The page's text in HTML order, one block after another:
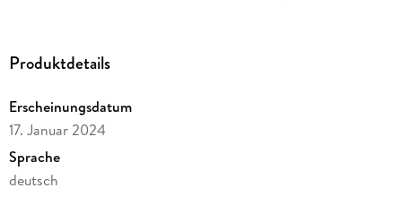
Produktdetails
Erscheinungsdatum
17. Januar 2024
Sprache
deutsch